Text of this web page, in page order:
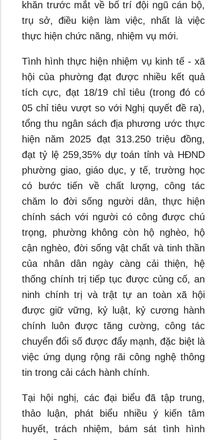
khăn trước mắt về bố trí đội ngũ cán bộ,
trụ sở, điều kiện làm việc, nhất là việc
thực hiện chức năng, nhiệm vụ mới.
Tình hình thực hiện nhiệm vụ kinh tế - xã
hội của phường đạt được nhiều kết quả
tích cực, đạt 18/19 chỉ tiêu (trong đó có
05 chỉ tiêu vượt so với Nghị quyết đề ra),
tổng thu ngân sách địa phương ước thực
hiện năm 2025 đạt 313.250 triệu đồng,
đạt tỷ lệ 259,35% dự toán tỉnh và HĐND
phường giao, giáo dục, y tế, trường học
có bước tiến về chất lượng, công tác
chăm lo đời sống người dân, thực hiện
chính sách với người có công được chú
trọng, phường không còn hộ nghèo, hộ
cận nghèo, đời sống vật chất và tinh thần
của nhân dân ngày càng cải thiện, hệ
thống chính trị tiếp tục được củng cố, an
ninh chính trị và trật tự an toàn xã hội
được giữ vững, kỷ luật, kỷ cương hành
chính luôn được tăng cường, công tác
chuyển đổi số được đẩy mạnh, đặc biệt là
việc ứng dụng rộng rãi công nghệ thông
tin trong cải cách hành chính.
Tại hội nghị, các đại biểu đã tập trung,
thảo luận, phát biểu nhiều ý kiến tâm
huyết, trách nhiệm, bám sát tình hình